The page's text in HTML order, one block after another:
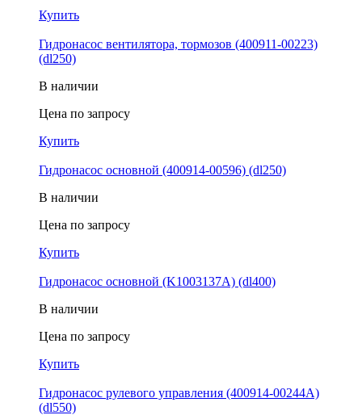
Купить
Гидронасос вентилятора, тормозов (400911-00223)
(dl250)
В наличии
Цена по запросу
Купить
Гидронасос основной (400914-00596) (dl250)
В наличии
Цена по запросу
Купить
Гидронасос основной (K1003137A) (dl400)
В наличии
Цена по запросу
Купить
Гидронасос рулевого управления (400914-00244A)
(dl550)